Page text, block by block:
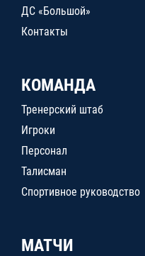
ДС «Большой»
Контакты
КОМАНДА
Тренерский штаб
Игроки
Персонал
Талисман
Спортивное руководство
МАТЧИ